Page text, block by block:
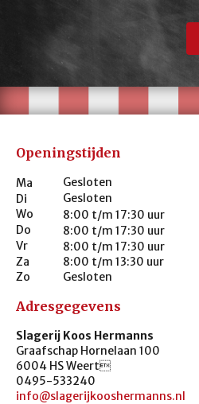
Openingstijden
Ma
Gesloten
Di
Gesloten
Wo
8:00 t/m 17:30 uur
Do
8:00 t/m 17:30 uur
Vr
8:00 t/m 17:30 uur
Za
8:00 t/m 13:30 uur
Zo
Gesloten
Adresgegevens
Slagerij Koos Hermanns
Graafschap Hornelaan 100
6004 HS Weert
0495-533240
info@slagerijkooshermanns.nl